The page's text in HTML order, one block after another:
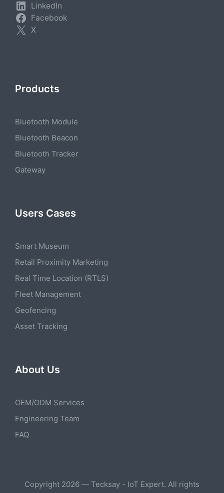
LinkedIn
Facebook
X
Products
Bluetooth Module
Bluetooth Beacon
Bluetooth Tracker
Gateway
Users Cases
Smart Museum
Retail Proximity Marketing
Real Time Location (RTLS)
Fleet Management
Geofencing
Asset Tracking
About Us
OEM/ODM Services
Engineering Team
FAQ
Copyright 2026 — Tecksay - IoT Expert. All rights